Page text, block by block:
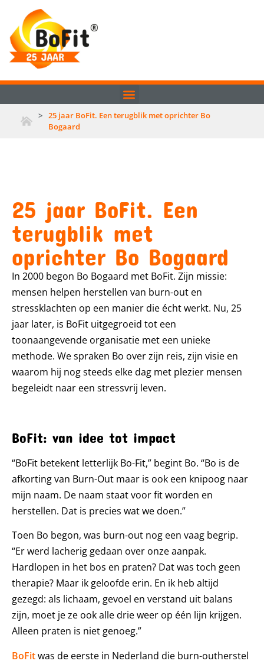
> 25 jaar BoFit. Een terugblik met oprichter Bo
Bogaard
25 jaar BoFit. Een
terugblik met
oprichter Bo Bogaard
In 2000 begon Bo Bogaard met BoFit. Zijn missie:
mensen helpen herstellen van burn-out en
stressklachten op een manier die écht werkt. Nu, 25
jaar later, is BoFit uitgegroeid tot een
toonaangevende organisatie met een unieke
methode. We spraken Bo over zijn reis, zijn visie en
waarom hij nog steeds elke dag met plezier mensen
begeleidt naar een stressvrij leven.
BoFit: van idee tot impact
“BoFit betekent letterlijk Bo-Fit,” begint Bo. “Bo is de
afkorting van Burn-Out maar is ook een knipoog naar
mijn naam. De naam staat voor fit worden en
herstellen. Dat is precies wat we doen.”
Toen Bo begon, was burn-out nog een vaag begrip.
“Er werd lacherig gedaan over onze aanpak.
Hardlopen in het bos en praten? Dat was toch geen
therapie? Maar ik geloofde erin. En ik heb altijd
gezegd: als lichaam, gevoel en verstand uit balans
zijn, moet je ze ook alle drie weer op één lijn krijgen.
Alleen praten is niet genoeg.”
BoFitwas de eerste in Nederland die burn-outherstel